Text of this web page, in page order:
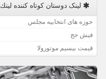
لینک دوستان كوتاه كننده لینك
حوزه های انتخابیه مجلس
فیش حج
قیمت بیسیم موتورولا